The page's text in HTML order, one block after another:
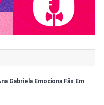
Gabriela Emociona Fãs Em